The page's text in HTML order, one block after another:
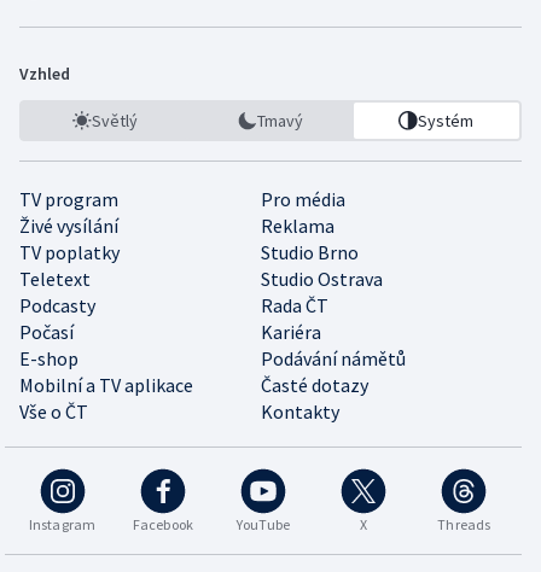
Vzhled
Světlý Tmavý Systém
TV program
Pro média
Živé vysílání
Reklama
TV poplatky
Studio Brno
Teletext
Studio Ostrava
Podcasty
Rada ČT
Počasí
Kariéra
E-shop
Podávání námětů
Mobilní a TV aplikace
Časté dotazy
Vše o ČT
Kontakty
Instagram Facebook YouTube X Threads